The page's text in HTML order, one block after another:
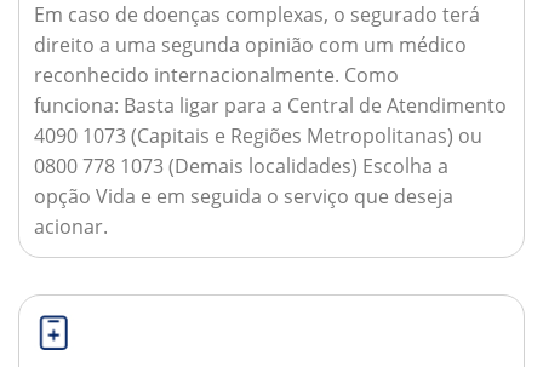
Em caso de doenças complexas, o segurado terá
direito a uma segunda opinião com um médico
reconhecido internacionalmente. Como
funciona: Basta ligar para a Central de Atendimento
4090 1073 (Capitais e Regiões Metropolitanas) ou
0800 778 1073 (Demais localidades) Escolha a
opção Vida e em seguida o serviço que deseja
acionar.